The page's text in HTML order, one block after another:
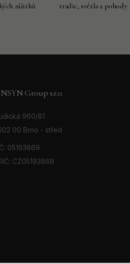
zážitků
tradic, světla a pohody
Group s.r.o.
960/81
00 Brno - střed
05193869
CZ05193869